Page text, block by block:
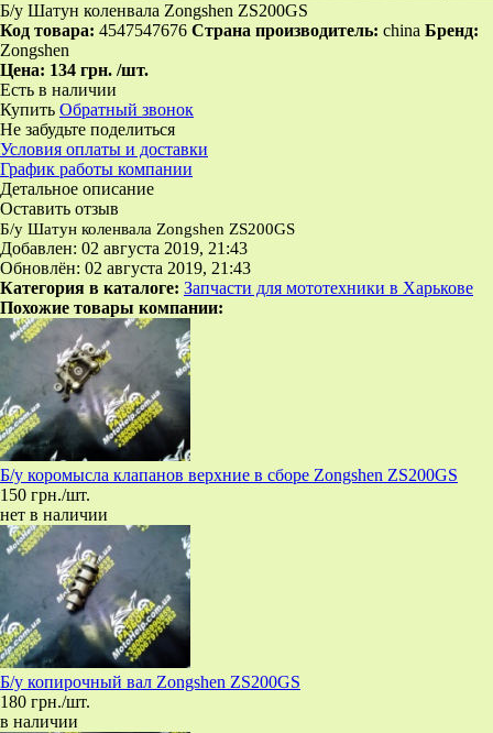
Б/у Шатун коленвала Zongshen ZS200GS
Код товара: 4547547676 Страна производитель: china Бренд:
Zongshen
Цена: 134 грн. /шт.
Есть в наличии
Купить Обратный звонок
Не забудьте поделиться
Условия оплаты и доставки
График работы компании
Детальное описание
Оставить отзыв
Б/у Шатун коленвала Zongshen ZS200GS
Добавлен: 02 августа 2019, 21:43
Обновлён: 02 августа 2019, 21:43
Категория в каталоге: Запчасти для мототехники в Харькове
Похожие товары компании:
Б/у коромысла клапанов верхние в сборе Zongshen ZS200GS
150 грн./шт.
нет в наличии
Б/у копирочный вал Zongshen ZS200GS
180 грн./шт.
в наличии